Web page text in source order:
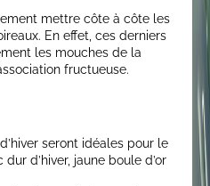
mettre côte à côte les
En effet, ces derniers
les mouches de la
fructueuse.
seront idéales pour le
d’hiver, jaune boule d’or